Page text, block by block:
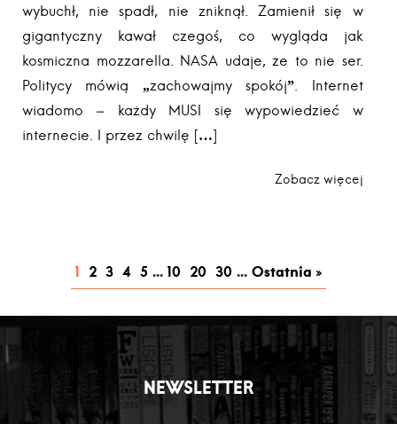
wybuchł, nie spadł, nie zniknął. Zamienił się w
gigantyczny kawał czegoś, co wygląda jak
kosmiczna mozzarella. NASA udaje, że to nie ser.
Politycy mówią „zachowajmy spokój”. Internet
wiadomo – każdy MUSI się wypowiedzieć w
internecie. I przez chwilę […]
Zobacz więcej
1 2 3 4 5 ... 10 20 30 ... Ostatnia »
NEWSLETTER